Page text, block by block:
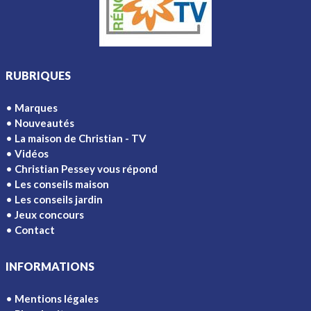
RUBRIQUES
Marques
Nouveautés
La maison de Christian - TV
Vidéos
Christian Pessey vous répond
Les conseils maison
Les conseils jardin
Jeux concours
Contact
INFORMATIONS
Mentions légales